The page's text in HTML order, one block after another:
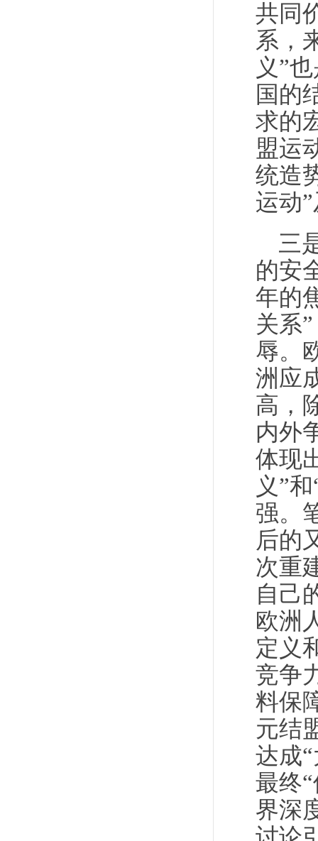
共同
系，
义”
国的
求的
盟运
统造
运动
三
的安
年的
关系
辱。
洲应
高，
内外
体现
义”
强。
后的
次重
自己
欧洲
定义
竞争
料保
元结
达成
最终
界深